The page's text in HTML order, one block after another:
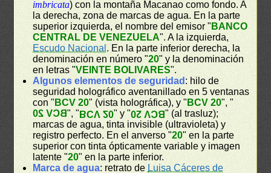
imbricata) con la montaña Macanao como fondo. A
la derecha, zona de marcas de agua. En la parte
superior izquierda, el nombre del emisor " BANCO
CENTRAL DE VENEZUELA". A la izquierda,
Escudo Nacional . En la parte inferior derecha, la
denominación en número "20" y la denominación
en letras "VEINTE BOLIVARES".
Algunos elementos de seguridad : hilo de
seguridad holográfico aventanillado en 5 ventanas
con " BCV 20" (vista holográfica), y " BCV 20", "
BCV 20", "BCV 20" y "BCV 20" (al trasluz);
marcas de agua, tinta invisible (ultravioleta) y
registro perfecto. En el anverso "20" en la parte
superior con tinta ópticamente variable y imagen
latente "20" en la parte inferior.
Marca de agua: retrato de Luisa Cáceres de